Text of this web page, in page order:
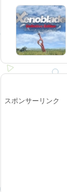
スポンサーリンク